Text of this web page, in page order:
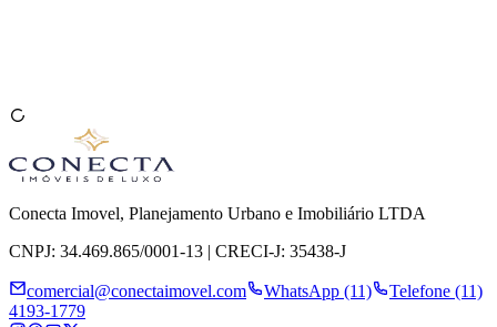
Conecta Imovel, Planejamento Urbano e Imobiliário LTDA
CNPJ: 34.469.865/0001-13 | CRECI-J: 35438-J
comercial@conectaimovel.com WhatsApp (11)
Telefone (11)
4193-1779